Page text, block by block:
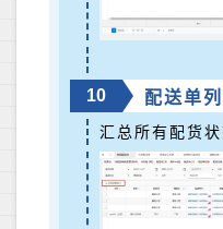
10 配送单
汇总所有配货